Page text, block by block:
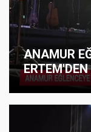
ANAMUR